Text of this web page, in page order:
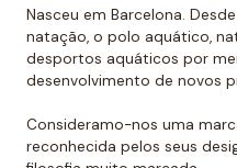
Nasceu em Barcelona.
natação, o polo aquático,
desportos aquáticos por
desenvolvimento de novos
Consideramo-nos uma
reconhecida pelos seus